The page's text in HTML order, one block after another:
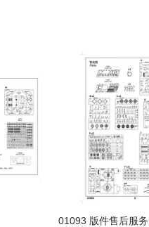
01093 版件售后服务